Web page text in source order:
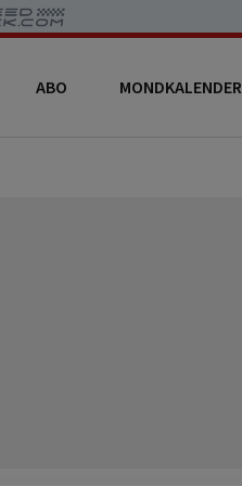
ABO MONDKALENDER